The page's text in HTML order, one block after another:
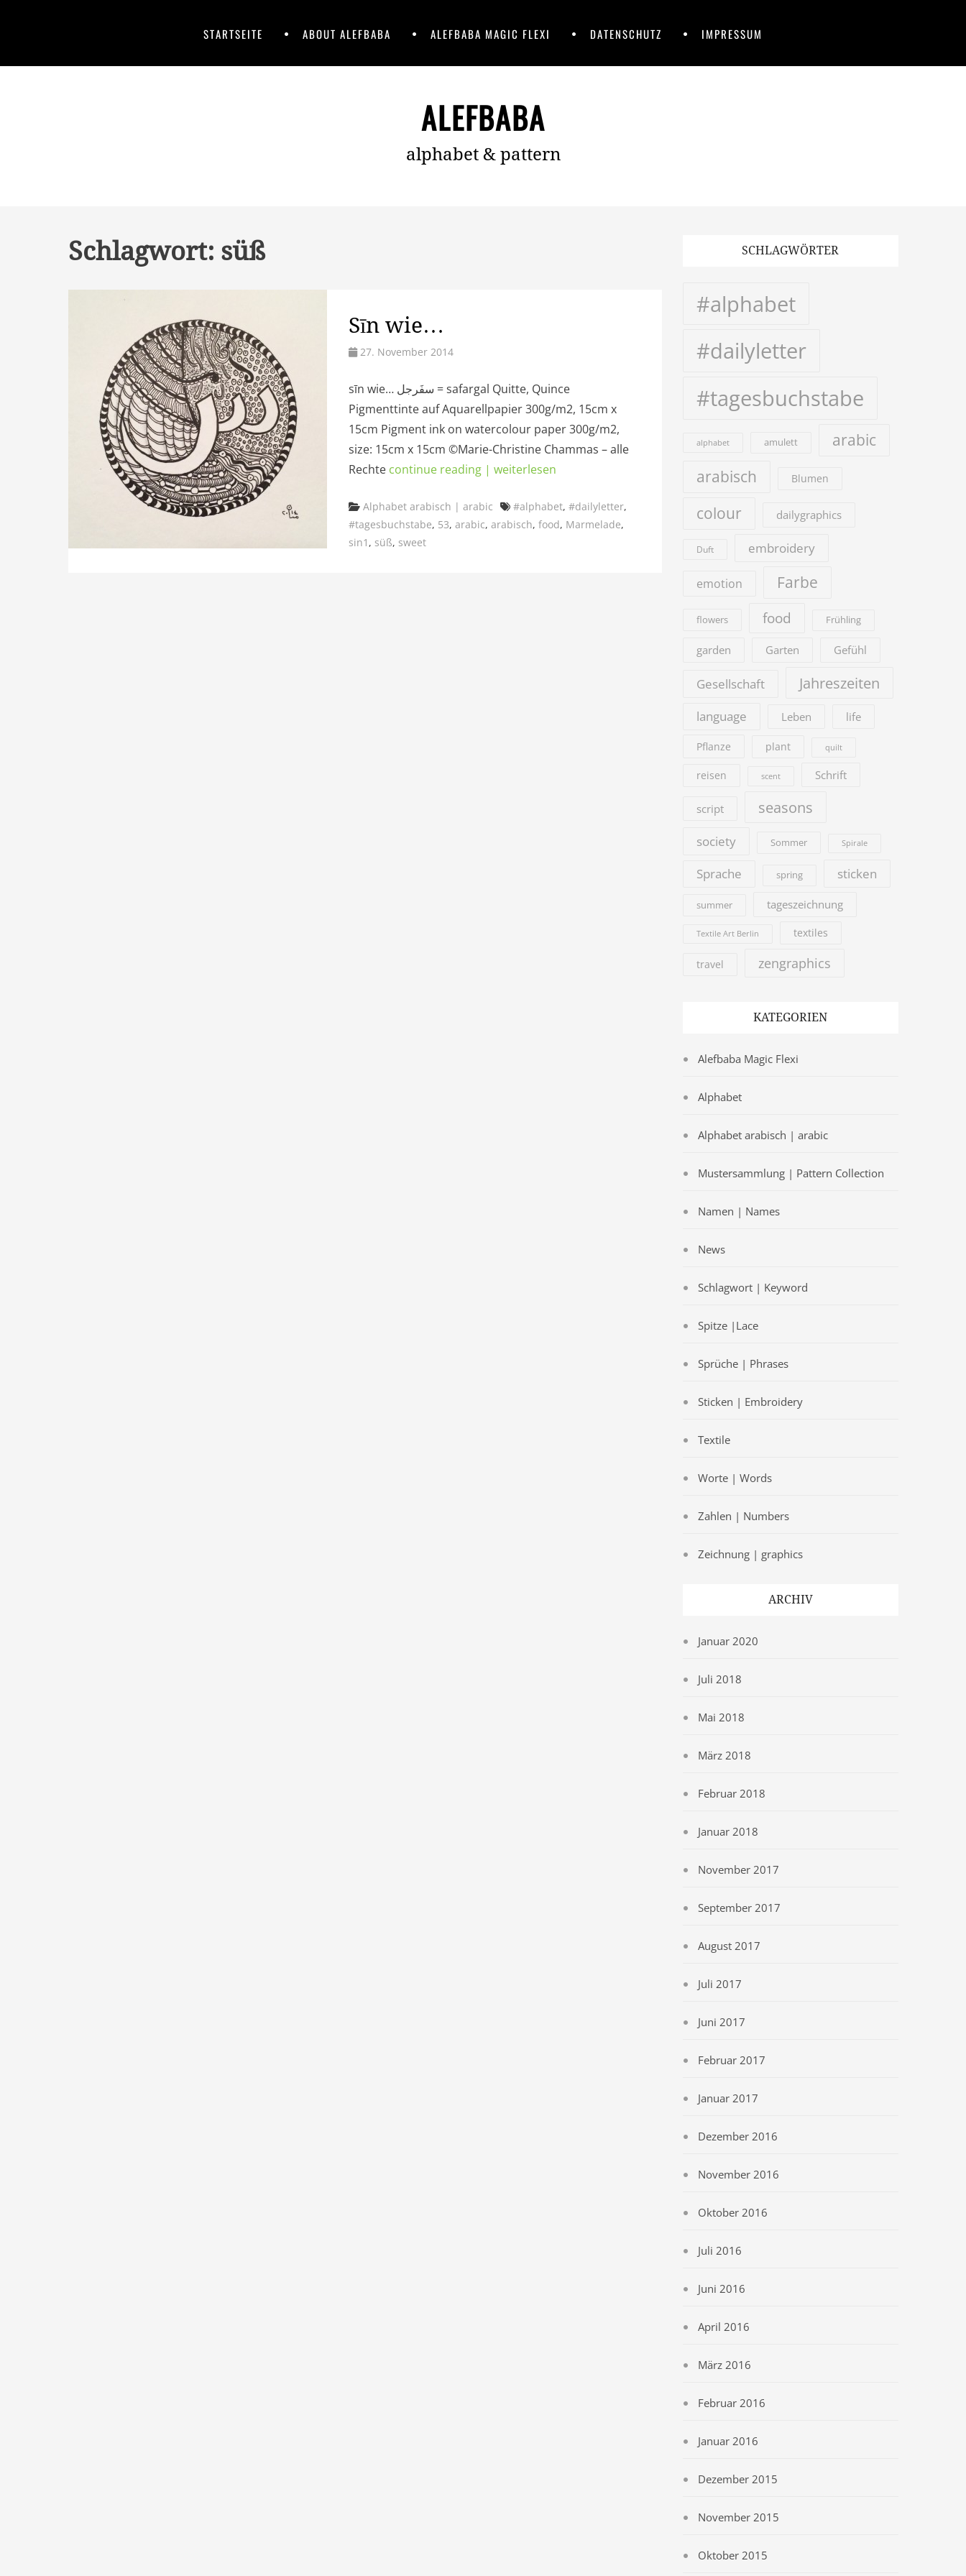
Menu
STARTSEITE ABOUT ALEFBABA ALEFBABA MAGIC FLEXI DATENSCHUTZ IMPRESSUM
ALEFBABA
alphabet & pattern
Schlagwort: süß
Sīn wie…
27. November 2014
sīn wie… سفَرجل = safargal Quitte, Quince
Pigmenttinte auf Aquarellpapier 300g/m2, 15cm x
15cm Pigment ink on watercolour paper 300g/m2,
size: 15cm x 15cm ©Marie-Christine Chammas – alle
Rechte continue reading | weiterlesen
Categories
Alphabet arabisch | arabic Tags
#alphabet, #dailyletter,
#tagesbuchstabe, 53, arabic, arabisch, food, Marmelade,
sin1 , süß, sweet
SCHLAGWÖRTER
#alphabet
#dailyletter
#tagesbuchstabe
alphabet amulett
arabic
arabisch
Blumen
colour dailygraphics
Duft embroidery
emotion Farbe
flowers food Frühling
garden Garten Gefühl
Gesellschaft Jahreszeiten
language Leben life
Pflanze plant quilt
reisen scent Schrift
script seasons
society Sommer Spirale
Sprache spring sticken
summer tageszeichnung
Textile Art Berlin textiles
travel zengraphics
KATEGORIEN
Alefbaba Magic Flexi
Alphabet
Alphabet arabisch | arabic
Mustersammlung | Pattern Collection
Namen | Names
News
Schlagwort | Keyword
Spitze |Lace
Sprüche | Phrases
Sticken | Embroidery
Textile
Worte | Words
Zahlen | Numbers
Zeichnung | graphics
ARCHIV
Januar 2020
Juli 2018
Mai 2018
März 2018
Februar 2018
Januar 2018
November 2017
September 2017
August 2017
Juli 2017
Juni 2017
Februar 2017
Januar 2017
Dezember 2016
November 2016
Oktober 2016
Juli 2016
Juni 2016
April 2016
März 2016
Februar 2016
Januar 2016
Dezember 2015
November 2015
Oktober 2015